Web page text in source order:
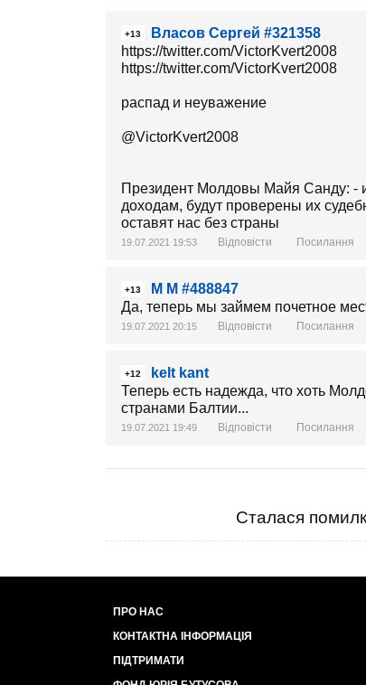
+13
Власов Сергей #321358
https://twitter.com/VictorKvert2008
https://twitter.com/VictorKvert2008
распад и неуважение
@VictorKvert2008
Президент Молдовы Майя Санду: -
доходам, будут проверены их
оставят нас без страны
19.07.2021 19:53 Відповісти Посилання
+13
M M #488847
Да, теперь мы займем почетное
19.07.2021 20:15 Відповісти Посилання
+12
kelt kant
Теперь есть надежда, что хоть
странами Балтии...
19.07.2021 19:49 Відповісти Посилання
Сталася
ПРО НАС
КОНТАКТНА ІНФОРМАЦІЯ
ПІДТРИМАТИ